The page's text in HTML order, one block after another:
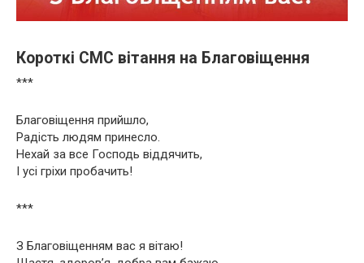
Короткі СМС вітання на Благовіщення
***
Благовіщення прийшло,
Радість людям принесло.
Нехай за все Господь віддячить,
І усі гріхи пробачить!
***
З Благовіщенням вас я вітаю!